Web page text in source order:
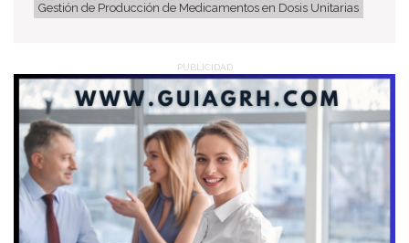
Gestión de Producción de Medicamentos en Dosis Unitarias
PUBLICIDAD